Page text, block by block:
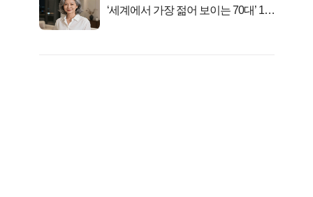
‘세계에서 가장 젊어 보이는 70대’ 1위